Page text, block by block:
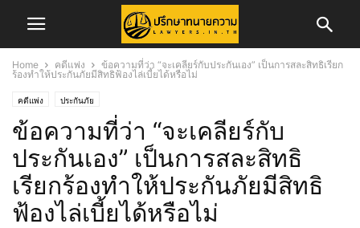
Home คดีแพ่ง
ข้อความที่ว่า “จะเคลียร์กับประกันเอง” เป็นการสละสิทธิเรียก
ร้องทำให้ประกันภัยมีสิทธิฟ้องไล่เบี้ยได้หรือไม่
คดีแพ่ง ประกันภัย
ข้อความที่ว่า “จะเคลียร์กับ
ประกันเอง” เป็นการสละสิทธิ
เรียกร้องทำให้ประกันภัยมีสิทธิ
ฟ้องไล่เบี้ยได้หรือไม่